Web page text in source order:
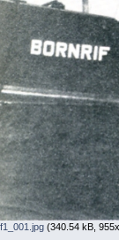
(340.54 kB,